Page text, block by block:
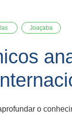
Joaçaba
o